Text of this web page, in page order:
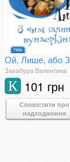
Захабура Валентина
101 грн
К
Сповістити про
надходження